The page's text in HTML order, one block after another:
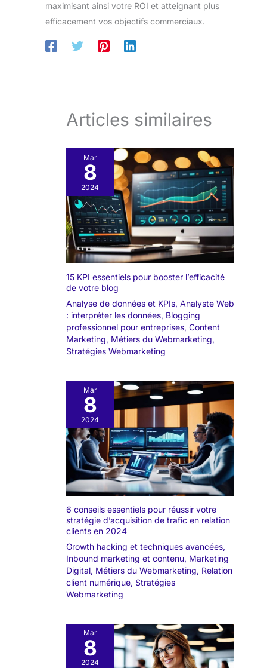
maximisant ainsi votre ROI et atteignant plus
efficacement vos objectifs commerciaux.
Articles similaires
Mar
8
2024
15 KPI essentiels pour booster l’efficacité
de votre blog
Analyse de données et KPIs, Analyste Web
: interpréter les données, Blogging
professionnel pour entreprises, Content
Marketing, Métiers du Webmarketing,
Stratégies Webmarketing
Mar
8
2024
6 conseils essentiels pour réussir votre
stratégie d’acquisition de trafic en relation
clients en 2024
Growth hacking et techniques avancées,
Inbound marketing et contenu, Marketing
Digital, Métiers du Webmarketing, Relation
client numérique, Stratégies
Webmarketing
Mar
8
2024